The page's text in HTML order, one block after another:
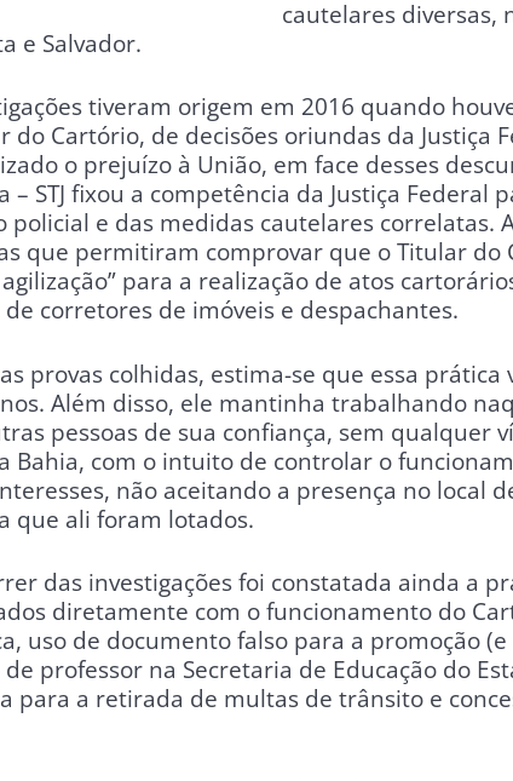
cautelares diversas,
e Salvador.
tiveram origem em 2016 quando
do Cartório, de decisões oriundas da Justiça
o prejuízo à União, em face desses
– STJ fixou a competência da Justiça Federal
policial e das medidas cautelares correlatas.
que permitiram comprovar que o Titular do
para a realização de atos
corretores de imóveis e despachantes.
provas colhidas, estima-se que essa
Além disso, ele mantinha trabalhando
pessoas de sua confiança, sem qualquer
Bahia, com o intuito de controlar o
não aceitando a presença no local
que ali foram lotados.
das investigações foi constatada ainda a
diretamente com o funcionamento do
uso de documento falso para a promoção
de professor na Secretaria de Educação do
para a retirada de multas de trânsito e